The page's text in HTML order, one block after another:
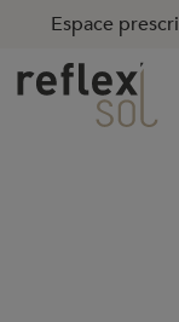
Espace